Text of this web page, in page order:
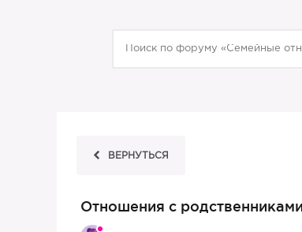
ВЕРНУТЬСЯ
Отношения с